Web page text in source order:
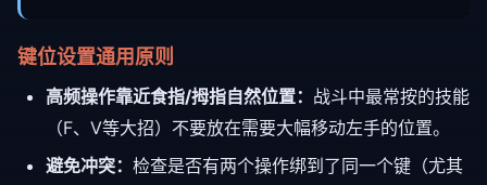
键位设置通用原则
高频操作靠近食指/拇指自然位置： 战斗中最常按的技能
（F、V等大招）不要放在需要大幅移动左手的位置。
避免冲突： 检查是否有两个操作绑到了同一个键（尤其